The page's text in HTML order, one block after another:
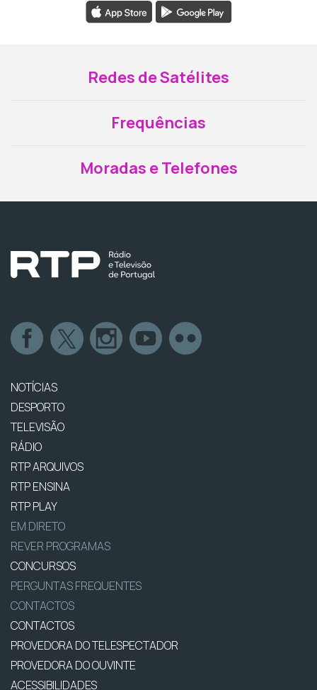
Redes de Satélites
Frequências
Moradas e Telefones
NOTÍCIAS
DESPORTO
TELEVISÃO
RÁDIO
RTP ARQUIVOS
RTP ENSINA
RTP PLAY
EM DIRETO
REVER PROGRAMAS
CONCURSOS
PERGUNTAS FREQUENTES
CONTACTOS
CONTACTOS
PROVEDORA DO TELESPECTADOR
PROVEDORA DO OUVINTE
ACESSIBILIDADES